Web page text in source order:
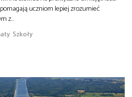
uczniom lepiej zrozumieć
z…
Szkoły